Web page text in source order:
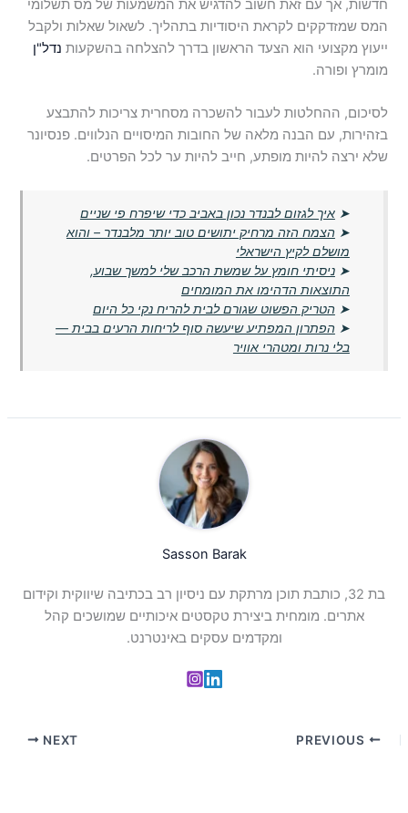
חדשות, אך עם זאת חשוב להדגיש את המשמעות של מס תשלומי
המס שמזדקקים לקראת היסודיות בתהליך. לשאול שאלות ולקבל
ייעוץ מקצועי הוא הצעד הראשון בדרך להצלחה בהשקעות נדל"ן
מומרץ ופורה.
לסיכום, ההחלטות לעבור להשכרה מסחרית צריכות להתבצע
בזהירות, עם הבנה מלאה של החובות המיסויים הנלווים. פנסיונר
שלא ירצה להיות מופתע, חייב להיות ער לכל הפרטים.
➤איך לגזום לבנדר נכון באביב כדי שיפרח פי שניים
➤ הצמח הזה מרחיק יתושים טוב יותר מלבנדר – והוא
מושלם לקיץ הישראלי
➤ניסיתי חומץ על שמשת הרכב שלי למשך שבוע,
התוצאות הדהימו את המומחים
➤ הטריק הפשוט שגורם לבית להריח נקי כל היום
➤ הפתרון המפתיע שיעשה סוף לריחות הרעים בבית —
בלי נרות ומטהרי אוויר
Sasson Barak
בת 32, כותבת תוכן מרתקת עם ניסיון רב בכתיבה שיווקית וקידום
אתרים. מומחית ביצירת טקסטים איכותיים שמושכים קהל
ומקדמים עסקים באינטרנט.
NEXT